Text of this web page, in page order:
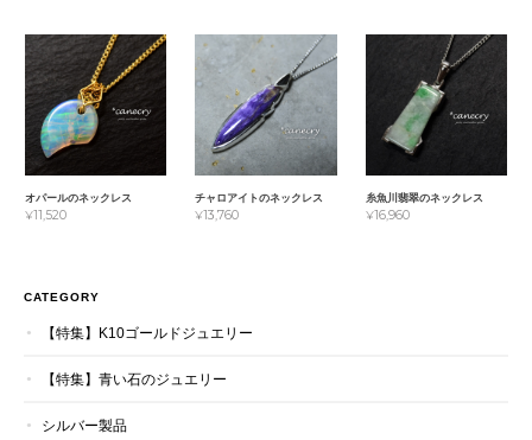
オパールのネックレス
¥11,520
チャロアイトのネックレス
¥13,760
糸魚川翡翠のネックレス
¥16,960
CATEGORY
【特集】K10ゴールドジュエリー
【特集】青い石のジュエリー
シルバー製品